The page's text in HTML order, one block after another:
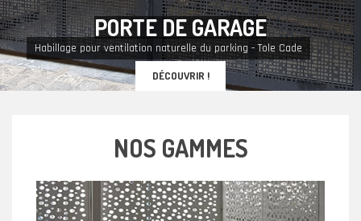
PORTEDEGARAGE
DÉCOUVRIR !
Habillage pour ventilation naturelle du parking - Tole Cade
NOS GAMMES